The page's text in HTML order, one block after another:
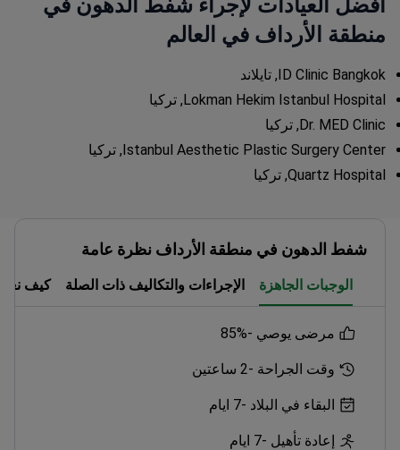
أفضل العيادات لإجراء شفط الدهون في
منطقة الأرداف في العالم
ID Clinic Bangkok, تايلاند
Lokman Hekim Istanbul Hospital, تركيا
Dr. MED Clinic, تركيا
Istanbul Aesthetic Plastic Surgery Center, تركيا
Quartz Hospital, تركيا
شفط الدهون في منطقة الأرداف نظرة عامة
الوجبات الجاهزة الإجراءات والتكاليف ذات الصلة كيف
مرضى يوصي -85%
وقت الجراحة -2 ساعتين
البقاء في البلاد -7 ايام
إعادة تأهيل -7 ايام